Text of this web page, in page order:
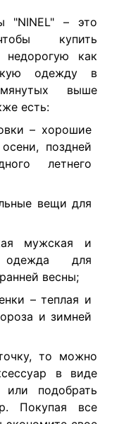
"NINEL" – это
купить
недорогую как
одежду в
выше
есть:
– хорошие
поздней
летнего
вещи для
мужская и
одежда для
весны;
– теплая и
и зимней
то можно
в виде
или подобрать
Покупая все